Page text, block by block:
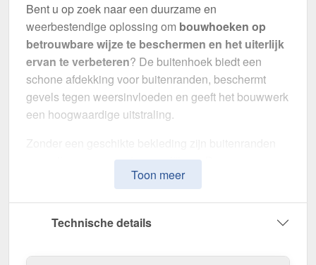
Bent u op zoek naar een duurzame en
weerbestendige oplossing om bouwhoeken op
betrouwbare wijze te beschermen en het uiterlijk
ervan te verbeteren? De buitenhoek biedt een
schone afdekking voor buitenranden, beschermt
gevels tegen weersinvloeden en geeft het bouwwerk
een hoogwaardige uitstraling.
gevoelig voor verwering en slijtage. Deze
buitenhoek is speciaal ontwikkeld om hoeken
met zijn eenvoudige montage, hoge weerstand en
Toon meer
Technische details